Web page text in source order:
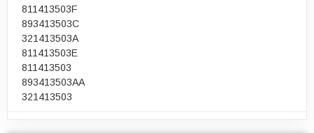
811413503F
893413503C
321413503A
811413503E
811413503
893413503AA
321413503